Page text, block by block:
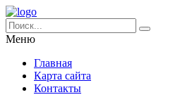
Меню
Главная
Карта сайта
Контакты